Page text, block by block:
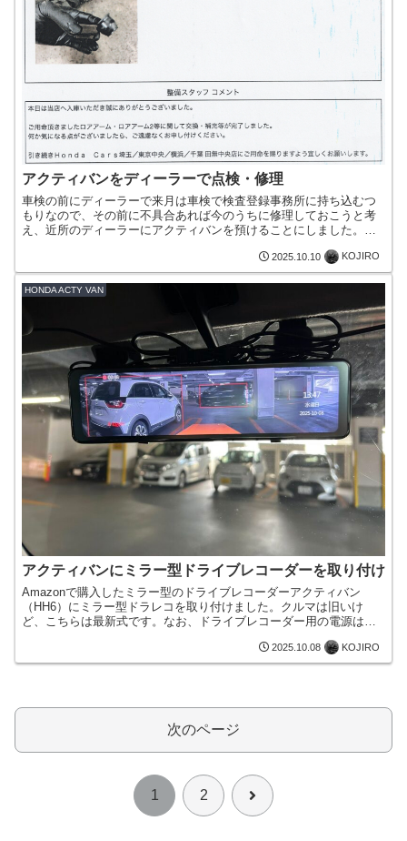
アクティバンをディーラーで点検・修理
車検の前にディーラーで来月は車検で検査登録事務所に持ち込むつ
もりなので、その前に不具合あれば今のうちに修理しておこうと考
え、近所のディーラーにアクティバンを預けることにしました。点
2025.10.10 KOJIRO
HONDA ACTY VAN
アクティバンにミラー型ドライブレコーダーを取り付け
Amazonで購入したミラー型のドライブレコーダーアクティバン
（HH6）にミラー型ドラレコを取り付けました。クルマは旧いけ
ど、こちらは最新式です。なお、ドライブレコーダー用の電源はシ
2025.10.08 KOJIRO
次のページ
1 2 次